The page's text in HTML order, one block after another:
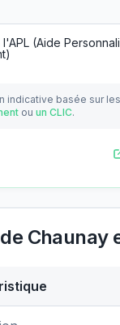
l'APL (Aide
indicative basée sur
ou un CLIC.
Chaunay